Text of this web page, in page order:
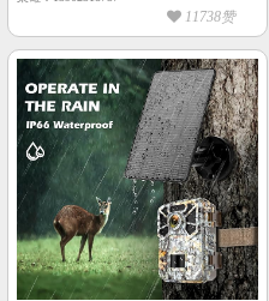
11738赞